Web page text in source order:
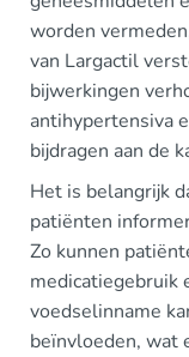
worden
van Largactil
bijwerkingen
antihypertensiva
bijdragen aan de
Het is belangrijk
patiënten
Zo kunnen
medicatiegebruik
voedselinname
beïnvloeden, wat